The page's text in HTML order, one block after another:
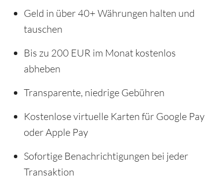
Geld in über 40+ Währungen halten und
tauschen
Bis zu 200 EUR im Monat kostenlos
abheben
Transparente, niedrige Gebühren
Kostenlose virtuelle Karten für Google Pay
oder Apple Pay
Sofortige Benachrichtigungen bei jeder
Transaktion